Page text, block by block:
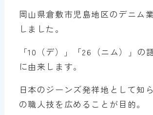
岡山県倉敷市児島地区のデニム
しました。
「10（デ）」「26（ニム）」の
に由来します。
日本のジーンズ発祥地として知
の職人技を広めることが目的。